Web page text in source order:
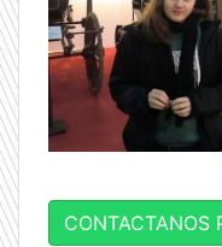
CONTACTANOS